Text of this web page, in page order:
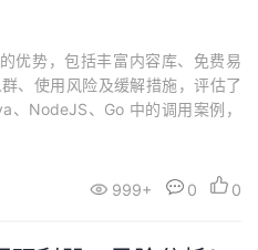
优势，包括丰富内容库、免费易
、使用风险及缓解措施，评估了
NodeJS、Go 中的调用案例，
客也提供相关指南帮助开发者快
999+ 0 0